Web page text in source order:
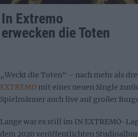
In Extremo
erwecken die Toten
„Weckt die Toten“ – nach mehr als
EXTREMO mit einer neuen Single
Spielmänner auch live auf großer
Lange war es still im IN EXTREMO-
dem 2020 veröffentlichten